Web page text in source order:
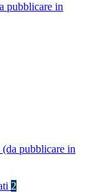
pubblicare in
pubblicare in
2